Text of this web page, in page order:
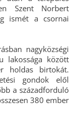
Szent Norbert
ismét a csornai
nagyközségi
lakossága között
holdas birtokát.
gondok elől
a századforduló
380 ember